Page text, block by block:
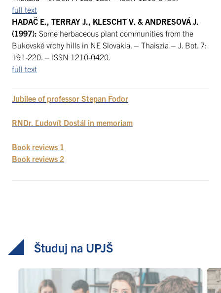
full text
HADAČ E., TERRAY J., KLESCHT V. & ANDRESOVÁ J.
(1997): Some herbaceous plant communities from the
Bukovské vrchy hills in NE Slovakia. – Thaiszia – J. Bot. 7:
191-220. – ISSN 1210-0420.
full text
Jubilee of professor Stepan Fodor
RNDr. Ľudovít Dostál in memoriam
Book reviews 1
Book reviews 2
Študuj na UPJŠ